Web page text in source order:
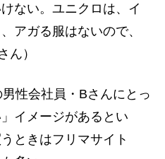
ない。ユニクロは、イ
アガる服はないので、
ん）
性会社員・Bさんにとっ
イメージがあるとい
ときはフリマサイト